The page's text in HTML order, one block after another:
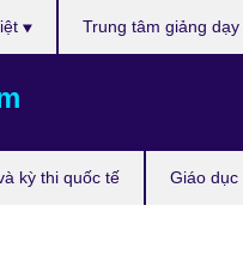
kỳ thi quốc tế Giáo dục
Trung tâm giảng dạy